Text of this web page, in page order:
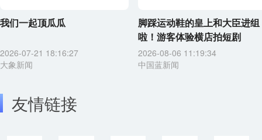
我们一起顶瓜瓜
2026-07-21 18:16:27
大象新闻
脚踩运动鞋的皇上和大臣进组
啦！游客体验横店拍短剧
2026-08-06 11:19:34
中国蓝新闻
友情链接